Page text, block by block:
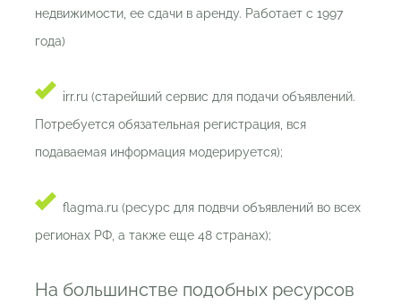
недвижимости, ее сдачи в аренду. Работает с 1997
года)
irr.ru (старейший сервис для подачи объявлений.
Потребуется обязательная регистрация, вся
подаваемая информация модерируется);
flagma.ru (ресурс для подвчи объявлений во всех
регионах РФ, а также еще 48 странах);
На большинстве подобных ресурсов